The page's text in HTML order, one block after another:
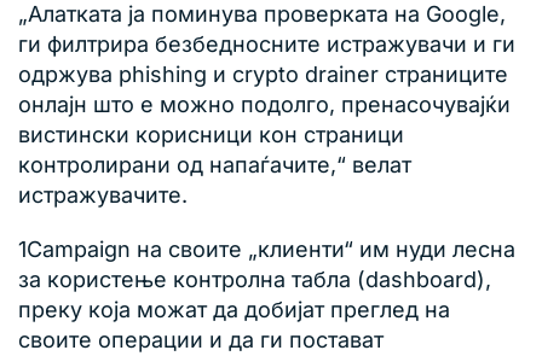
„Алатката ја поминува проверката на Google,
ги филтрира безбедносните истражувачи и ги
одржува phishing и crypto drainer страниците
онлајн што е можно подолго, пренасочувајќи
вистински корисници кон страници
контролирани од напаѓачите,“ велат
истражувачите.
1Campaign на своите „клиенти“ им нуди лесна
за користење контролна табла (dashboard),
преку која можат да добијат преглед на
своите операции и да ги постават